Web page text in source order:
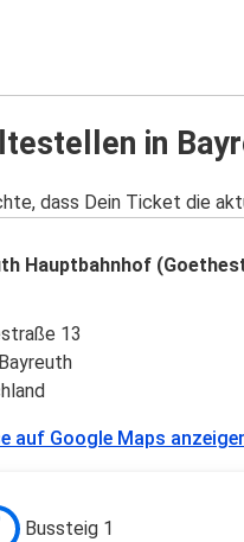
in
dass Dein Ticket die
Hauptbahnhof
13
auf Google Maps
Bussteig 1